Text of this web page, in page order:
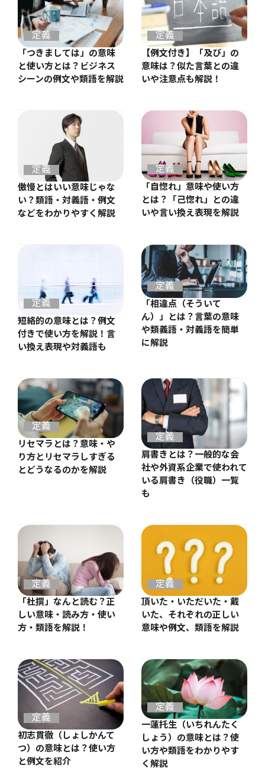
定義
「つきましては」の意味
と使い方とは？ビジネス
シーンの例文や類語を解説
定義
【例文付き】「及び」の
意味は？似た言葉との違
いや注意点も解説！
定義
傲慢とはいい意味じゃな
い？類語・対義語・例文
などをわかりやすく解説
定義
「自惚れ」意味や使い方
とは？「己惚れ」との違
いや言い換え表現を解説
定義
短絡的の意味とは？例文
付きで使い方を解説！言
い換え表現や対義語も
定義
「相違点（そういて
ん）」とは？言葉の意味
や類義語・対義語を簡単
に解説
定義
リセマラとは？意味・や
り方とリセマラしすぎる
とどうなるのかを解説
定義
肩書きとは？一般的な会
社や外資系企業で使われて
いる肩書き（役職）一覧
も
定義
「杜撰」なんと読む？正
しい意味・読み方・使い
方・類語を解説！
定義
頂いた・いただいた・戴
いた、それぞれの正しい
意味や例文、類語を解説
定義
初志貫徹（しょしかんて
つ）の意味とは？使い方
と例文を紹介
定義
一蓮托生（いちれんたく
しょう）の意味とは？使
い方や類語をわかりやす
く解説